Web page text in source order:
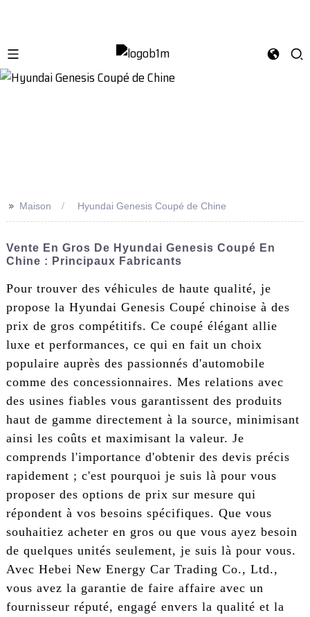
>> Maison Hyundai Genesis Coupé de Chine
Vente En Gros De Hyundai Genesis Coupé En
Chine : Principaux Fabricants
Pour trouver des véhicules de haute qualité, je
propose la Hyundai Genesis Coupé chinoise à des
prix de gros compétitifs. Ce coupé élégant allie
luxe et performances, ce qui en fait un choix
populaire auprès des passionnés d'automobile
comme des concessionnaires. Mes relations avec
des usines fiables vous garantissent des produits
haut de gamme directement à la source, minimisant
ainsi les coûts et maximisant la valeur. Je
comprends l'importance d'obtenir des devis précis
rapidement ; c'est pourquoi je suis là pour vous
proposer des options de prix sur mesure qui
répondent à vos besoins spécifiques. Que vous
souhaitiez acheter en gros ou que vous ayez besoin
de quelques unités seulement, je suis là pour vous.
Avec Hebei New Energy Car Trading Co., Ltd.,
vous avez la garantie de faire affaire avec un
fournisseur réputé, engagé envers la qualité et la